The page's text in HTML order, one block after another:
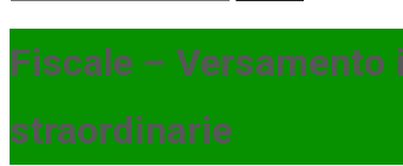
Fiscale –
straordinarie